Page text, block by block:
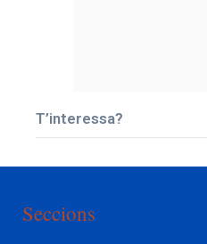
T’interessa?
Seccions